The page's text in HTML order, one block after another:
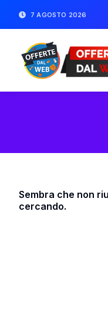
7 AGOSTO 2026
Sembra che non
cercando.